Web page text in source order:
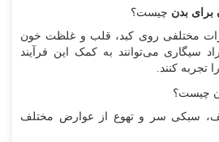
برای بدن چیست؟
مختلفی روی کبد، قلب و غلظت خون
سیگاری می‌توانند به کمک این فرآیند
تجربه کنند.
چیست؟
سبکی سر و تهوع از عوارض مختلف